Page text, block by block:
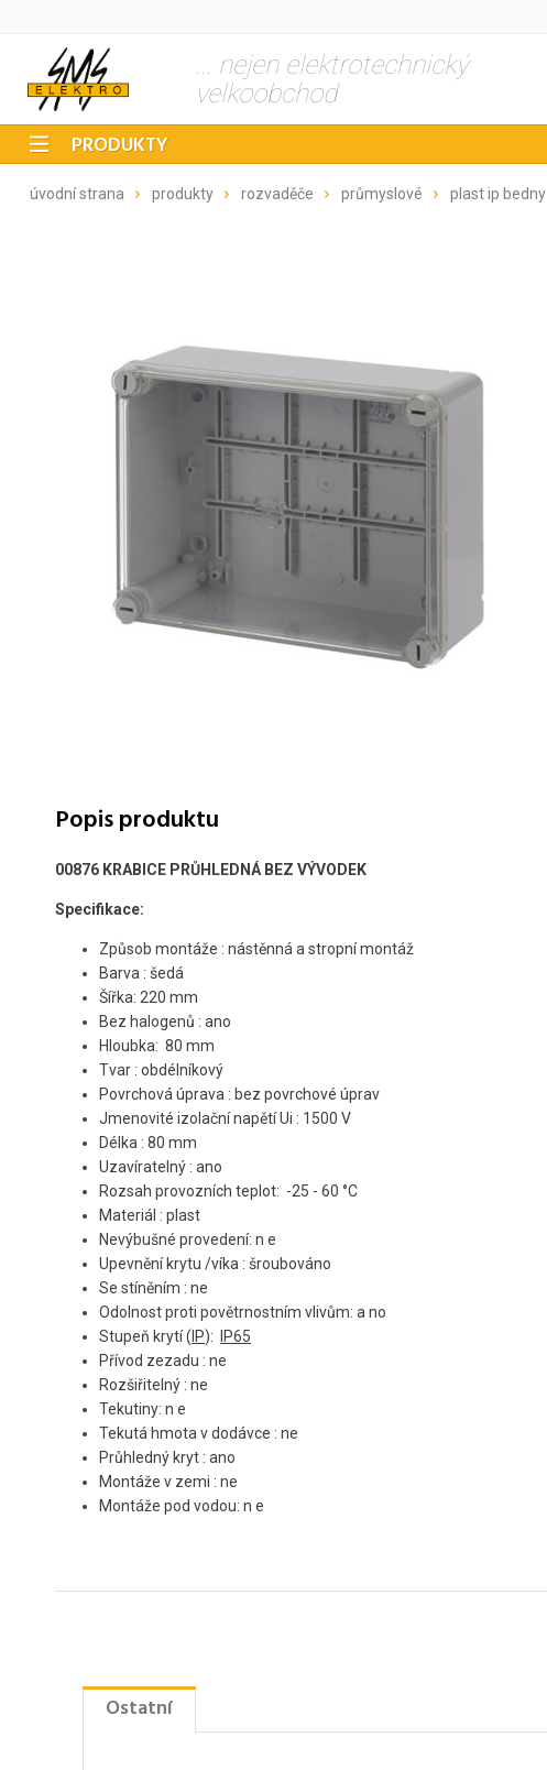
... nejen elektrotechnický
velkoobchod
PRODUKTY
úvodní strana produkty rozvaděče průmyslové plast ip bedny
Popis produktu
00876 KRABICE PRŮHLEDNÁ BEZ VÝVODEK
Specifikace:
Způsob montáže : nástěnná a stropní montáž
Barva : šedá
Šířka: 220 mm
Bez halogenů : ano
Hloubka: 80 mm
Tvar : obdélníkový
Povrchová úprava : bez povrchové úprav
Jmenovité izolační napětí Ui : 1500 V
Délka : 80 mm
Uzavíratelný : ano
Rozsah provozních teplot: -25 - 60 °C
Materiál : plast
Nevýbušné provedení: n e
Upevnění krytu /víka : šroubováno
Se stíněním : ne
Odolnost proti povětrnostním vlivům: a no
Stupeň krytí ( IP):
IP65
Přívod zezadu : ne
Rozšiřitelný : ne
Tekutiny: n e
Tekutá hmota v dodávce : ne
Průhledný kryt : ano
Montáže v zemi : ne
Montáže pod vodou: n e
Ostatní